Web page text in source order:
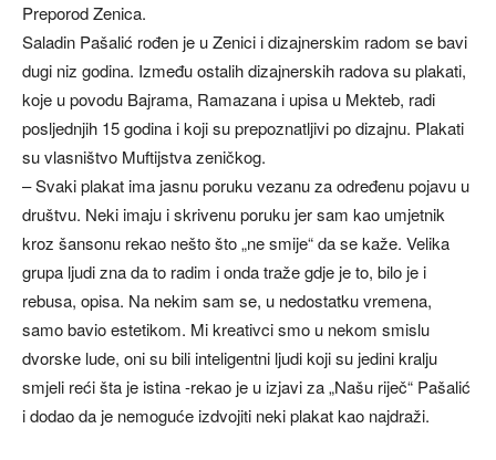
Preporod Zenica.
Saladin Pašalić rođen je u Zenici i dizajnerskim radom se bavi
dugi niz godina. Između ostalih dizajnerskih radova su plakati,
koje u povodu Bajrama, Ramazana i upisa u Mekteb, radi
posljednjih 15 godina i koji su prepoznatljivi po dizajnu. Plakati
su vlasništvo Muftijstva zeničkog.
– Svaki plakat ima jasnu poruku vezanu za određenu pojavu u
društvu. Neki imaju i skrivenu poruku jer sam kao umjetnik
kroz šansonu rekao nešto što „ne smije“ da se kaže. Velika
grupa ljudi zna da to radim i onda traže gdje je to, bilo je i
rebusa, opisa. Na nekim sam se, u nedostatku vremena,
samo bavio estetikom. Mi kreativci smo u nekom smislu
dvorske lude, oni su bili inteligentni ljudi koji su jedini kralju
smjeli reći šta je istina -rekao je u izjavi za „Našu riječ“ Pašalić
i dodao da je nemoguće izdvojiti neki plakat kao najdraži.